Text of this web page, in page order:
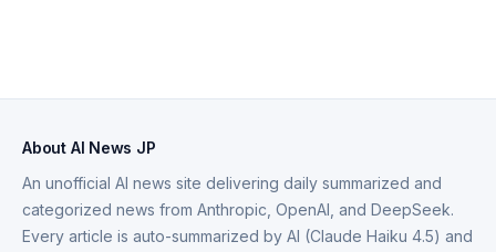
About AI News JP
An unofficial AI news site delivering daily summarized and
categorized news from Anthropic, OpenAI, and DeepSeek.
Every article is auto-summarized by AI (Claude Haiku 4.5) and